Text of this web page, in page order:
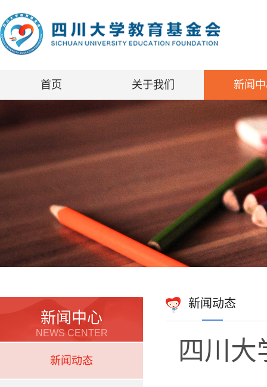
首页 关于我们 新闻
新闻中心
NEWS CENTER
新闻动态
新闻动态
四川大